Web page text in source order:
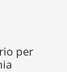
per